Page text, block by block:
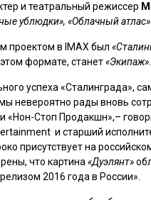
и театральный режиссер
ублюдки», «Облачный атлас»
проектом в IMAX был
формате, станет«Экипаж»
успеха «Сталинграда»,
мы невероятно рады вновь
«Нон-Стоп Продакшн»,–
и старший
присутствует на
что картина «Дуэлянт»
2016 года в России».